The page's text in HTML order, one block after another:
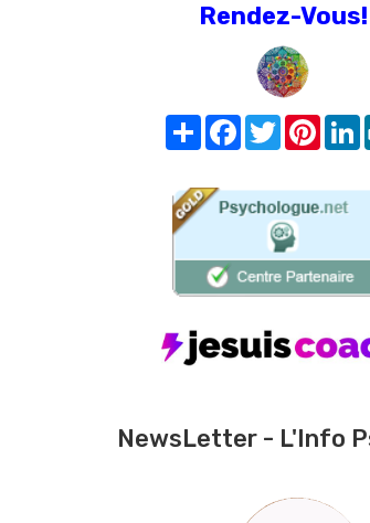
Rendez-Vous!
Share FacebookTwitter
NewsLetter - L'Info